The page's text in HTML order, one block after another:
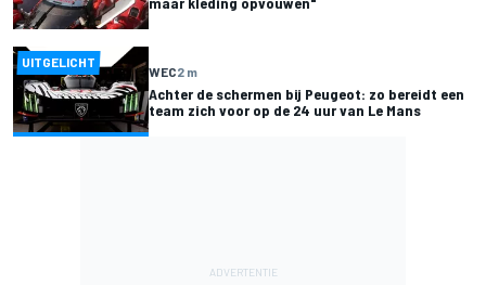
UITGELICHT
WEC2 m
Achter de schermen bij Peugeot: zo bereidt een
team zich voor op de 24 uur van Le Mans